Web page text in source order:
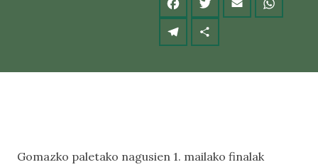
Gomazko paletako nagusien 1. mailako finalak